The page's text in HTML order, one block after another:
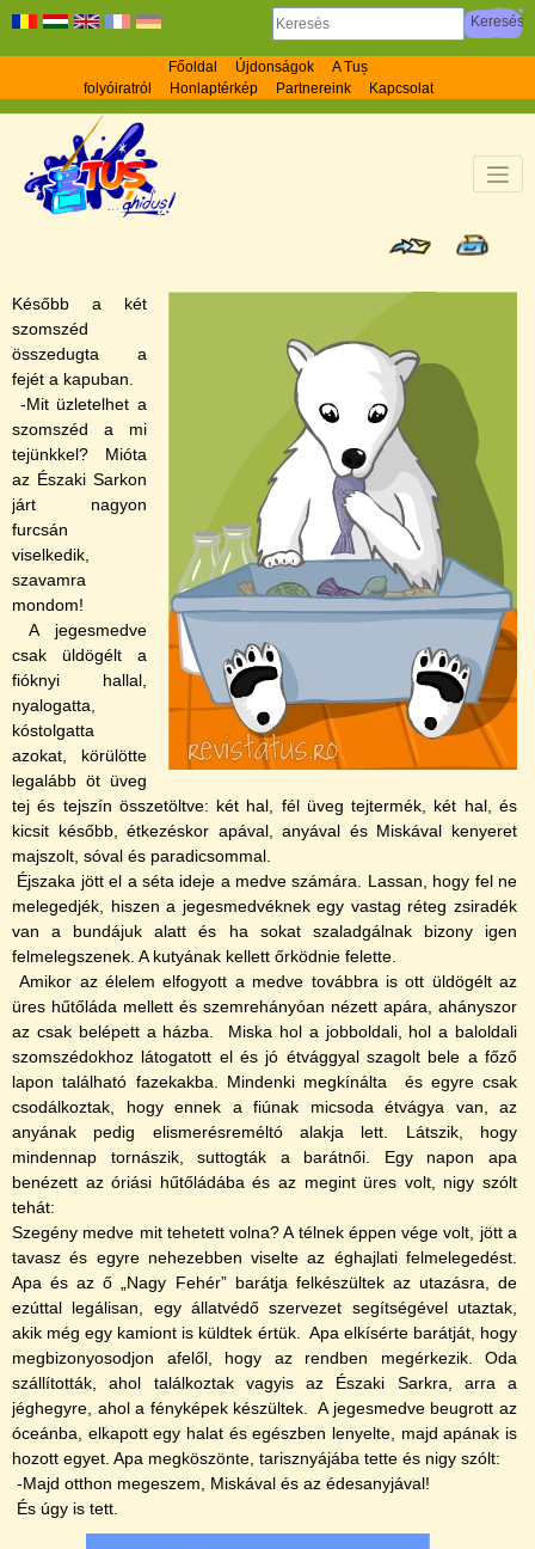
Főoldal Újdonságok
A Tuș
folyóiratról
Honlaptérkép Partnereink Kapcsolat
Később a két
szomszéd
összedugta a
fejét a kapuban.
-Mit üzletelhet a
szomszéd a mi
tejünkkel? Mióta
az Északi Sarkon
járt nagyon
furcsán
viselkedik,
szavamra
mondom!
A jegesmedve
csak üldögélt a
fióknyi hallal,
nyalogatta,
kóstolgatta
azokat, körülötte
legalább öt üveg
tej és tejszí­n összetöltve: két hal, fél üveg tejtermék, két hal, és
kicsit később, étkezéskor apával, anyával és Miskával kenyeret
majszolt, sóval és paradicsommal.
Éjszaka jött el a séta ideje a medve számára. Lassan, hogy fel ne
melegedjék, hiszen a jegesmedvéknek egy vastag réteg zsiradék
van a bundájuk alatt és ha sokat szaladgálnak bizony igen
felmelegszenek. A kutyának kellett őrködnie felette.
Amikor az élelem elfogyott a medve továbbra is ott üldögélt az
üres hűtőláda mellett és szemrehányóan nézett apára, ahányszor
az csak belépett a házba. Miska hol a jobboldali, hol a baloldali
szomszédokhoz látogatott el és jó étvággyal szagolt bele a főző
lapon található fazekakba. Mindenki megkí­nálta és egyre csak
csodálkoztak, hogy ennek a fiúnak micsoda étvágya van, az
anyának pedig elismerésreméltó alakja lett. Látszik, hogy
mindennap tornászik, suttogták a barátnői. Egy napon apa
benézett az óriási hűtőládába és az megint üres volt, ni­gy szólt
tehát:
Szegény medve mit tehetett volna? A télnek éppen vége volt, jött a
tavasz és egyre nehezebben viselte az éghajlati felmelegedést.
Apa és az ő „Nagy Fehér” barátja felkészültek az utazásra, de
ezúttal legálisan, egy állatvédő szervezet segí­tségével utaztak,
akik még egy kamiont is küldtek értük. Apa elkí­sérte barátját, hogy
megbizonyosodjon afelől, hogy az rendben megérkezik. Oda
szállí­tották, ahol találkoztak vagyis az Északi Sarkra, arra a
jéghegyre, ahol a fényképek készültek. A jegesmedve beugrott az
óceánba, elkapott egy halat és egészben lenyelte, majd apának is
hozott egyet. Apa megköszönte, tarisznyájába tette és ni­gy szólt:
-Majd otthon megeszem, Miskával és az édesanyjával!
És úgy is tett.